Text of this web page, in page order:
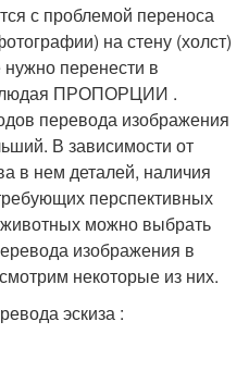
с проблемой переноса
на стену (холст)
перенести в
ПРОПОРЦИИ .
перевода изображения
В зависимости от
в нем деталей, наличия
перспективных
можно выбрать
изображения в
некоторые из них.
эскиза :